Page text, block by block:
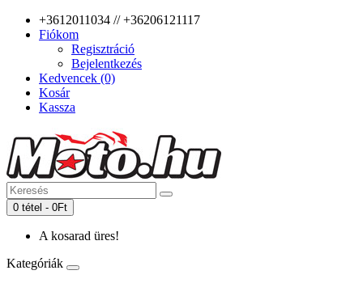
+3612011034 // +36206121117
Fiókom
Regisztráció
Bejelentkezés
Kedvencek (0)
Kosár
Kassza
0 tétel - 0Ft
A kosarad üres!
Kategóriák